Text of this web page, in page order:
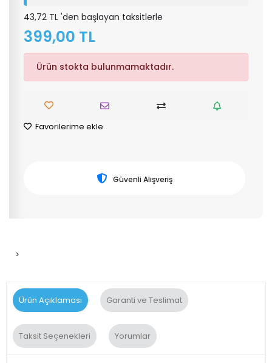
43,72 TL 'den başlayan taksitlerle
399,00 TL
Ürün stokta bulunmamaktadır.
Favorilerime ekle
Güvenli Alışveriş
>
Ürün Açıklaması Garanti ve Teslimat
Taksit Seçenekleri Yorumlar